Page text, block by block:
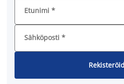
Etunimi *
Sähköposti *